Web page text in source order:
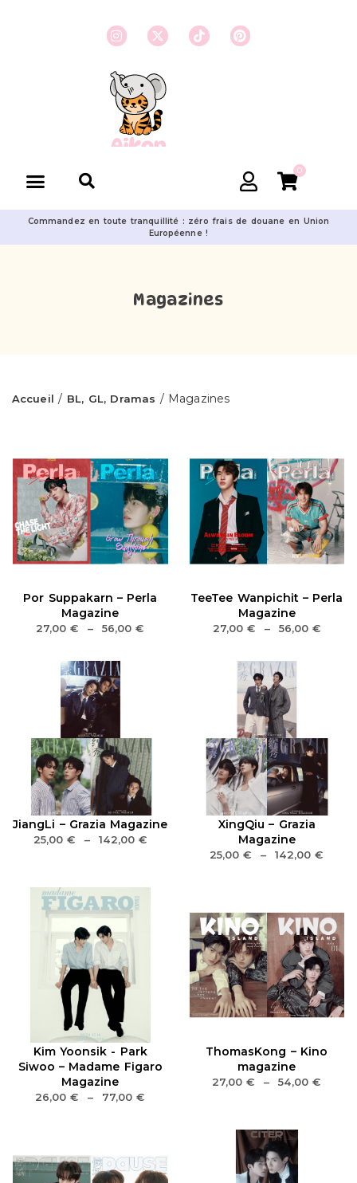
0
Commandez en toute tranquillité : zéro frais de douane en Union
Européenne !
Magazines
Accueil / BL, GL, Dramas / Magazines
Por Suppakarn – Perla
Magazine
27,00€ – 56,00€
TeeTee Wanpichit – Perla
Magazine
27,00 € – 56,00 €
JiangLi – Grazia Magazine
25,00 € – 142,00 €
XingQiu – Grazia
Magazine
25,00€ – 142,00€
Kim Yoonsik - Park
Siwoo – Madame Figaro
Magazine
26,00€ – 77,00€
ThomasKong – Kino
magazine
27,00€ – 54,00€